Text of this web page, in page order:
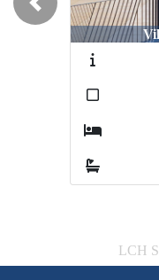
Villajoyosa /
Previous
LCH